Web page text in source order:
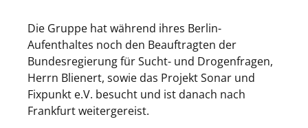
Die Gruppe hat während ihres Berlin-
Aufenthaltes noch den Beauftragten der
Bundesregierung für Sucht- und Drogenfragen,
Herrn Blienert, sowie das Projekt Sonar und
Fixpunkt e.V. besucht und ist danach nach
Frankfurt weitergereist.